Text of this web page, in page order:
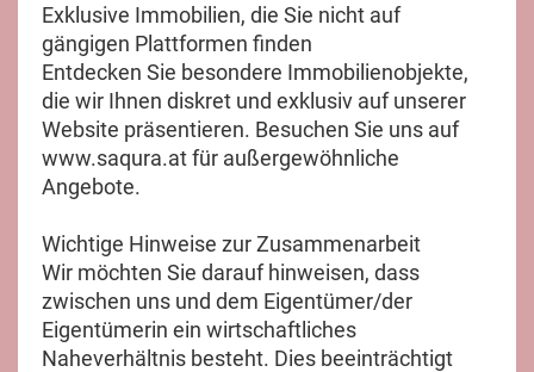
Exklusive Immobilien, die Sie nicht auf
gängigen Plattformen finden
Entdecken Sie besondere Immobilienobjekte,
die wir Ihnen diskret und exklusiv auf unserer
Website präsentieren. Besuchen Sie uns auf
www.saqura.at für außergewöhnliche
Angebote.
Wichtige Hinweise zur Zusammenarbeit
Wir möchten Sie darauf hinweisen, dass
zwischen uns und dem Eigentümer/der
Eigentümerin ein wirtschaftliches
Naheverhältnis besteht. Dies beeinträchtigt